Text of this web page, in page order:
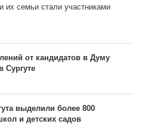
семьи стали участниками
от кандидатов в Думу
Сургуте
выделили более 800
и детских садов